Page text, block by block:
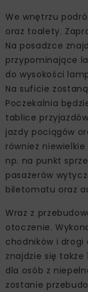
We wnętrzu
oraz toalety.
Na posadzce
przypominające
do wysokości
Na suficie
Poczekalnia
tablice
jazdy pociągów
również
np. na punkt
pasażerów
biletomatu oraz
Wraz z
otoczenie.
chodników i drogi
znajdzie się
dla osób z
zostanie